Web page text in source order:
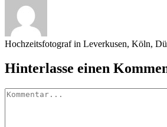
Hochzeitsfotograf in Leverkusen, Köln,
Hinterlasse einen
Kommentar